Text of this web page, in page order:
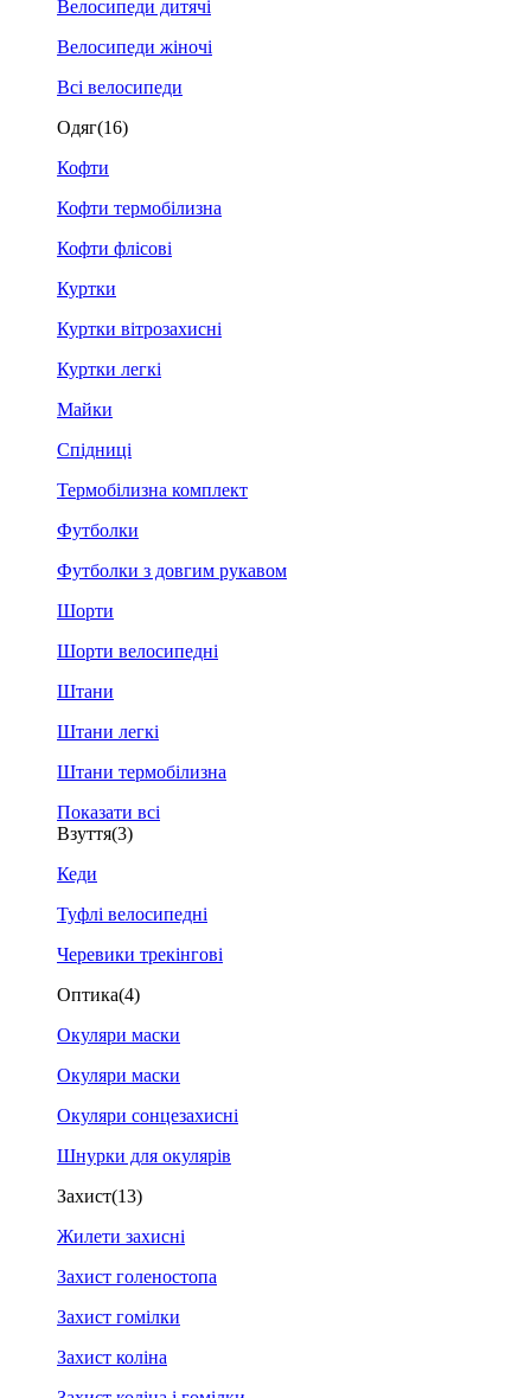
Велосипеди дитячі
Велосипеди жіночі
Всі велосипеди
Одяг(16)
Кофти
Кофти термобілизна
Кофти флісові
Куртки
Куртки вітрозахисні
Куртки легкі
Майки
Спідниці
Термобілизна комплект
Футболки
Футболки з довгим рукавом
Шорти
Шорти велосипедні
Штани
Штани легкі
Штани термобілизна
Показати всі
Взуття(3)
Кеди
Туфлі велосипедні
Черевики трекінгові
Оптика(4)
Окуляри маски
Окуляри маски
Окуляри сонцезахисні
Шнурки для окулярів
Захист(13)
Жилети захисні
Захист голеностопа
Захист гомілки
Захист коліна